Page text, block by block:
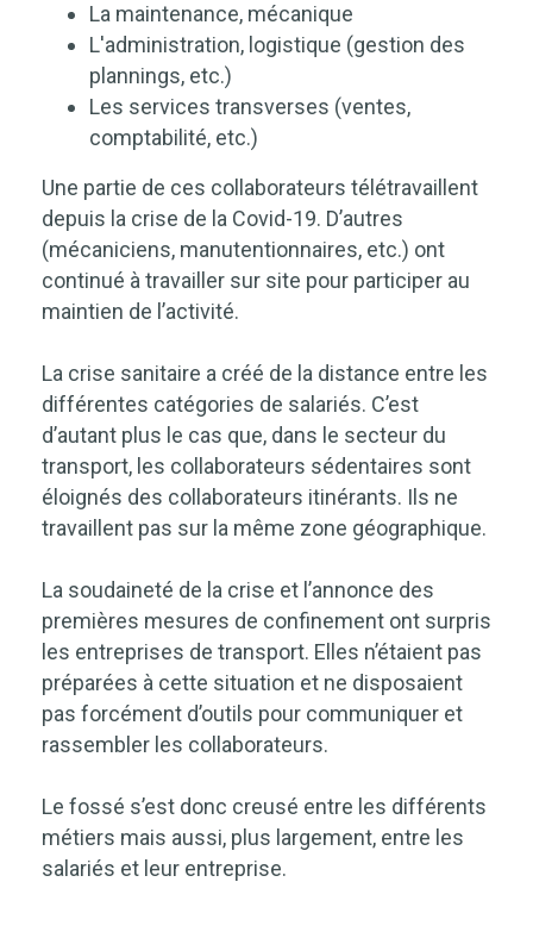
La maintenance, mécanique
L'administration, logistique (gestion des
plannings, etc.)
Les services transverses (ventes,
comptabilité, etc.)
Une partie de ces collaborateurs télétravaillent
depuis la crise de la Covid-19. D’autres
(mécaniciens, manutentionnaires, etc.) ont
continué à travailler sur site pour participer au
maintien de l’activité.
La crise sanitaire a créé de la distance entre les
différentes catégories de salariés. C’est
d’autant plus le cas que, dans le secteur du
transport, les collaborateurs sédentaires sont
éloignés des collaborateurs itinérants. Ils ne
travaillent pas sur la même zone géographique.
La soudaineté de la crise et l’annonce des
premières mesures de confinement ont surpris
les entreprises de transport. Elles n’étaient pas
préparées à cette situation et ne disposaient
pas forcément d’outils pour communiquer et
rassembler les collaborateurs.
Le fossé s’est donc creusé entre les différents
métiers mais aussi, plus largement, entre les
salariés et leur entreprise.